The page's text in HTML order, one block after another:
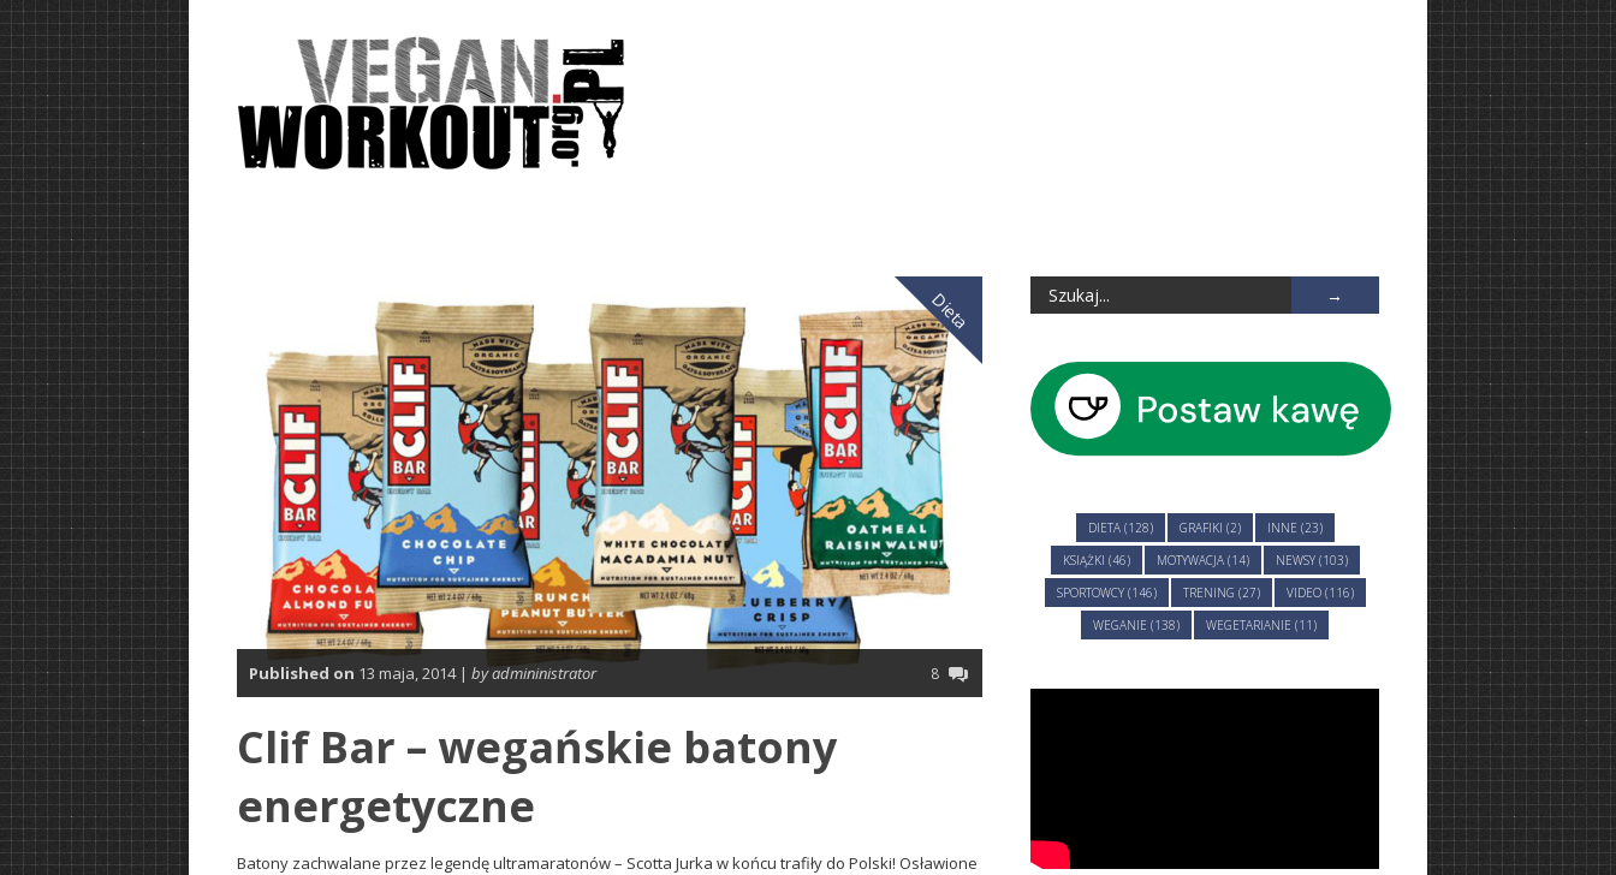
Dieta
Published on 13 maja, 2014 | by admininistrator 8
Clif Bar – wegańskie batony
energetyczne
Batony zachwalane przez legendę ultramaratonów – Scotta Jurka w końcu trafiły do Polski! Osławione
DIETA (128) GRAFIKI (2)
INNE (23)
KSIĄŻKI (46)
MOTYWACJA (14)
NEWSY (103)
SPORTOWCY (146)
TRENING (27)
VIDEO (116)
WEGANIE (138)
WEGETARIANIE (11)